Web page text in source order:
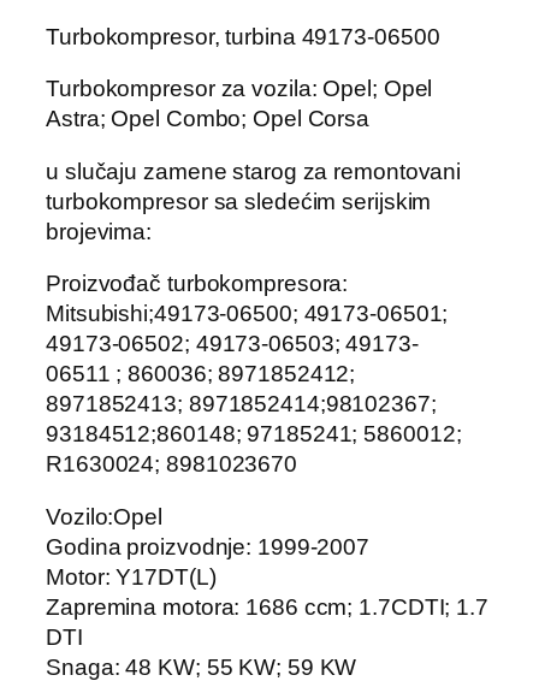
Turbokompresor, turbina 49173-06500
Turbokompresor za vozila: Opel; Opel
Astra; Opel Combo; Opel Corsa
u slučaju zamene starog za remontovani
turbokompresor sa sledećim serijskim
brojevima:
Proizvođač turbokompresora:
Mitsubishi;49173-06500; 49173-06501;
49173-06502; 49173-06503; 49173-
06511 ; 860036; 8971852412;
8971852413; 8971852414;98102367;
93184512;860148; 97185241; 5860012;
R1630024; 8981023670
Vozilo:Opel
Godina proizvodnje: 1999-2007
Motor: Y17DT(L)
Zapremina motora: 1686 ccm; 1.7CDTI; 1.7
DTI
Snaga: 48 KW; 55 KW; 59 KW